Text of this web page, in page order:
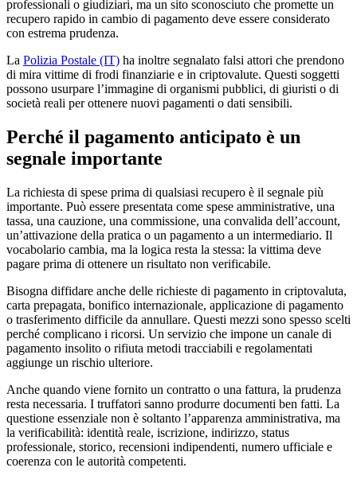
professionali o giudiziari, ma un sito sconosciuto che promette un
recupero rapido in cambio di pagamento deve essere considerato
con estrema prudenza.
La Polizia Postale (IT) ha inoltre segnalato falsi attori che prendono
di mira vittime di frodi finanziarie e in criptovalute. Questi soggetti
possono usurpare l’immagine di organismi pubblici, di giuristi o di
società reali per ottenere nuovi pagamenti o dati sensibili.
Perché il pagamento anticipato è un
segnale importante
La richiesta di spese prima di qualsiasi recupero è il segnale più
importante. Può essere presentata come spese amministrative, una
tassa, una cauzione, una commissione, una convalida dell’account,
un’attivazione della pratica o un pagamento a un intermediario. Il
vocabolario cambia, ma la logica resta la stessa: la vittima deve
pagare prima di ottenere un risultato non verificabile.
Bisogna diffidare anche delle richieste di pagamento in criptovaluta,
carta prepagata, bonifico internazionale, applicazione di pagamento
o trasferimento difficile da annullare. Questi mezzi sono spesso scelti
perché complicano i ricorsi. Un servizio che impone un canale di
pagamento insolito o rifiuta metodi tracciabili e regolamentati
aggiunge un rischio ulteriore.
Anche quando viene fornito un contratto o una fattura, la prudenza
resta necessaria. I truffatori sanno produrre documenti ben fatti. La
questione essenziale non è soltanto l’apparenza amministrativa, ma
la verificabilità: identità reale, iscrizione, indirizzo, status
professionale, storico, recensioni indipendenti, numero ufficiale e
coerenza con le autorità competenti.